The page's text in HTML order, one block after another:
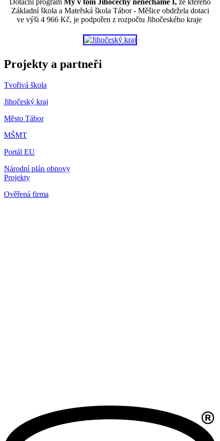
Dotační program My v tom Jihočechy nenecháme I, ze kterého
Základní škola a Mateřská škola Tábor - Měšice obdržela dotaci
ve výši 4 966 Kč, je podpořen z rozpočtu Jihočeského kraje
Projekty a partneři
Tvořivá škola
Jihočeský kraj
Město Tábor
MŠMT
Portál EU
Národní plán obnovy
Projekty
Ověřená firma